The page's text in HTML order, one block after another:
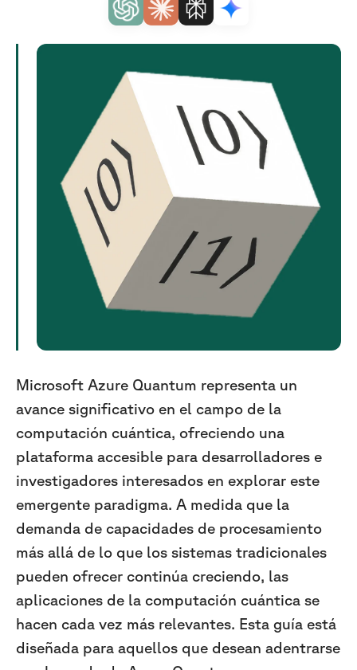
Microsoft Azure Quantum representa un
avance significativo en el campo de la
computación cuántica, ofreciendo una
plataforma accesible para desarrolladores e
investigadores interesados en explorar este
emergente paradigma. A medida que la
demanda de capacidades de procesamiento
más allá de lo que los sistemas tradicionales
pueden ofrecer continúa creciendo, las
aplicaciones de la computación cuántica se
hacen cada vez más relevantes. Esta guía está
diseñada para aquellos que desean adentrarse